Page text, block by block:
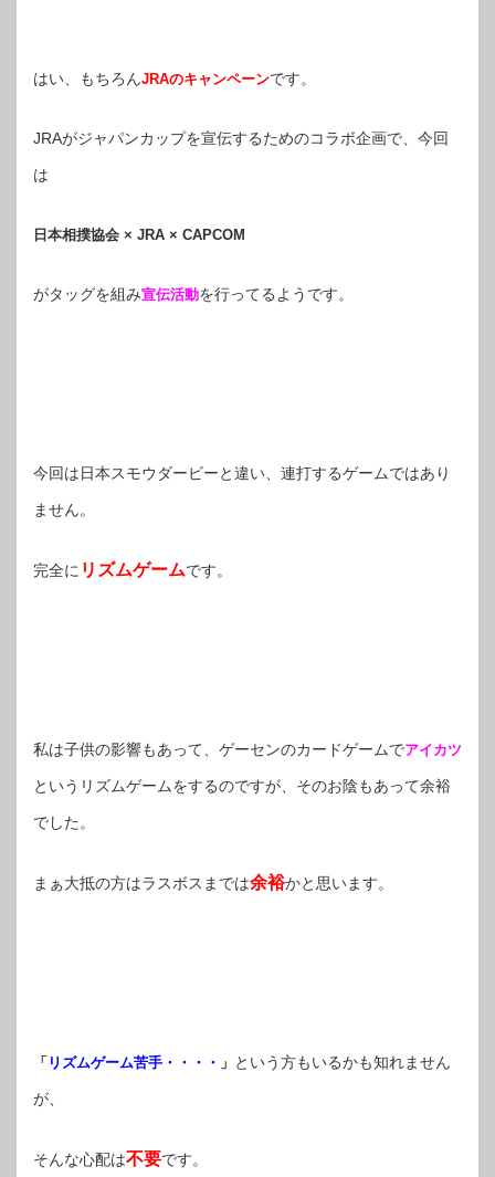
はい、もちろんJRAのキャンペーンです。
JRAがジャパンカップを宣伝するためのコラボ企画で、今回
は
日本相撲協会 × JRA × CAPCOM
がタッグを組み宣伝活動を行ってるようです。
今回は日本スモウダービーと違い、連打するゲームではあり
ません。
完全に リズムゲームです。
私は子供の影響もあって、ゲーセンのカードゲームでアイカツ
というリズムゲームをするのですが、そのお陰もあって余裕
でした。
まぁ大抵の方はラスボスまでは余裕かと思います。
「 リズムゲーム苦手・・・・ 」 という方もいるかも知れません
が、
そんな心配は不要です。